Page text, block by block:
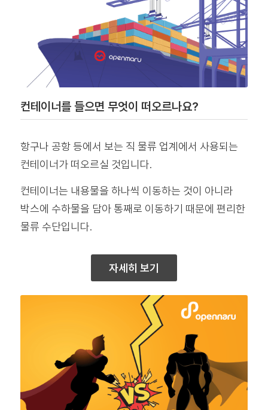
컨테이너를 들으면 무엇이 떠오르나요?
항구나 공항 등에서 보는 직 물류 업계에서 사용되는
컨테이너가 떠오르실 것입니다.
컨테이너는 내용물을 하나씩 이동하는 것이 아니라
박스에 수하물을 담아 통째로 이동하기 때문에 편리한
물류 수단입니다.
자세히 보기